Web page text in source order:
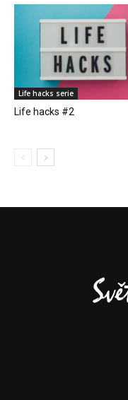
Life hacks serie
Life hacks #2